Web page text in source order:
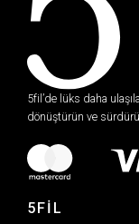
5fil’de lüks daha
dönüştürün ve
5FİL